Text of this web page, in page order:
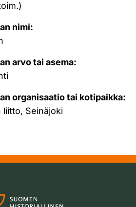
nimi:
arvo tai asema:
organisaatio tai kotipaikka:
liitto, Seinäjoki